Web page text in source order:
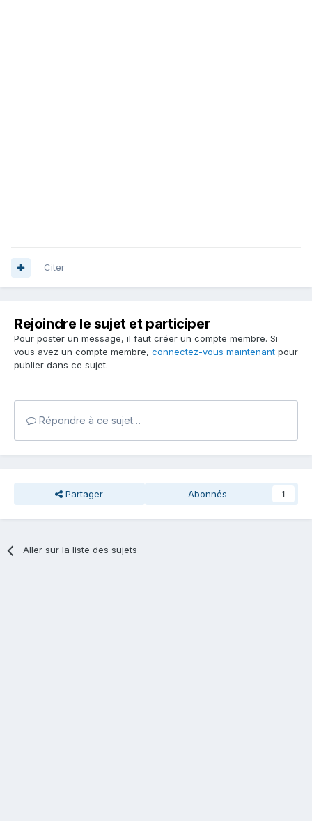
Citer
Rejoindre le sujet et participer
Pour poster un message, il faut créer un compte membre. Si
vous avez un compte membre, connectez-vous maintenant pour
publier dans ce sujet.
Répondre à ce sujet…
Partager Abonnés 1
Aller sur la liste des sujets